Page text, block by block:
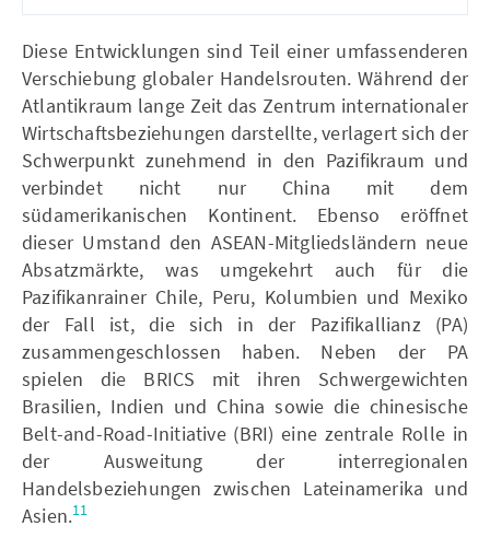
Diese Entwicklungen sind Teil einer umfassenderen
Verschiebung globaler Handelsrouten. Während der
Atlantikraum lange Zeit das Zentrum internationaler
Wirtschaftsbeziehungen darstellte, verlagert sich der
Schwerpunkt zunehmend in den Pazifikraum und
verbindet nicht nur China mit dem
südamerikanischen Kontinent. Ebenso eröffnet
dieser Umstand den ASEAN-Mitgliedsländern neue
Absatzmärkte, was umgekehrt auch für die
Pazifikanrainer Chile, Peru, Kolumbien und Mexiko
der Fall ist, die sich in der Pazifikallianz (PA)
zusammengeschlossen haben. Neben der PA
spielen die BRICS mit ihren Schwergewichten
Brasilien, Indien und China sowie die chinesische
Belt-and-Road-Initiative (BRI) eine zentrale Rolle in
der Ausweitung der interregionalen
Handelsbeziehungen zwischen Lateinamerika und
Asien.11